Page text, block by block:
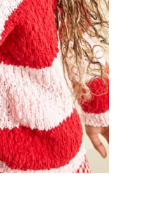
i nuovi arrivi, gli eventi